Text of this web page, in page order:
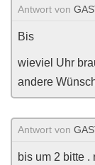
Antwort von
Bis
wieviel Uhr
andere
Antwort von
bis um 2 bitte .